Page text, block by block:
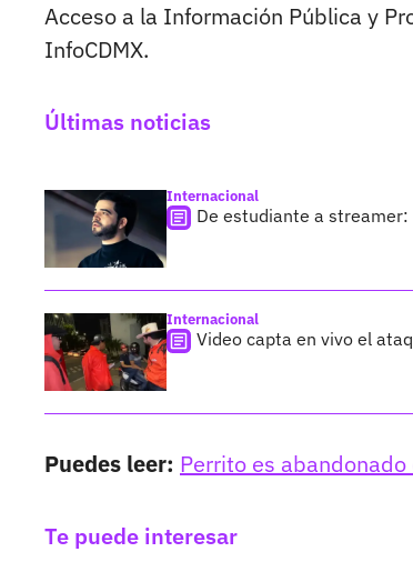
Acceso a la Información Pública y
InfoCDMX.
Últimas noticias
Internacional
De estudiante a streamer:
Internacional
Video capta en vivo el
Puedes leer: Perrito es
Te puede interesar